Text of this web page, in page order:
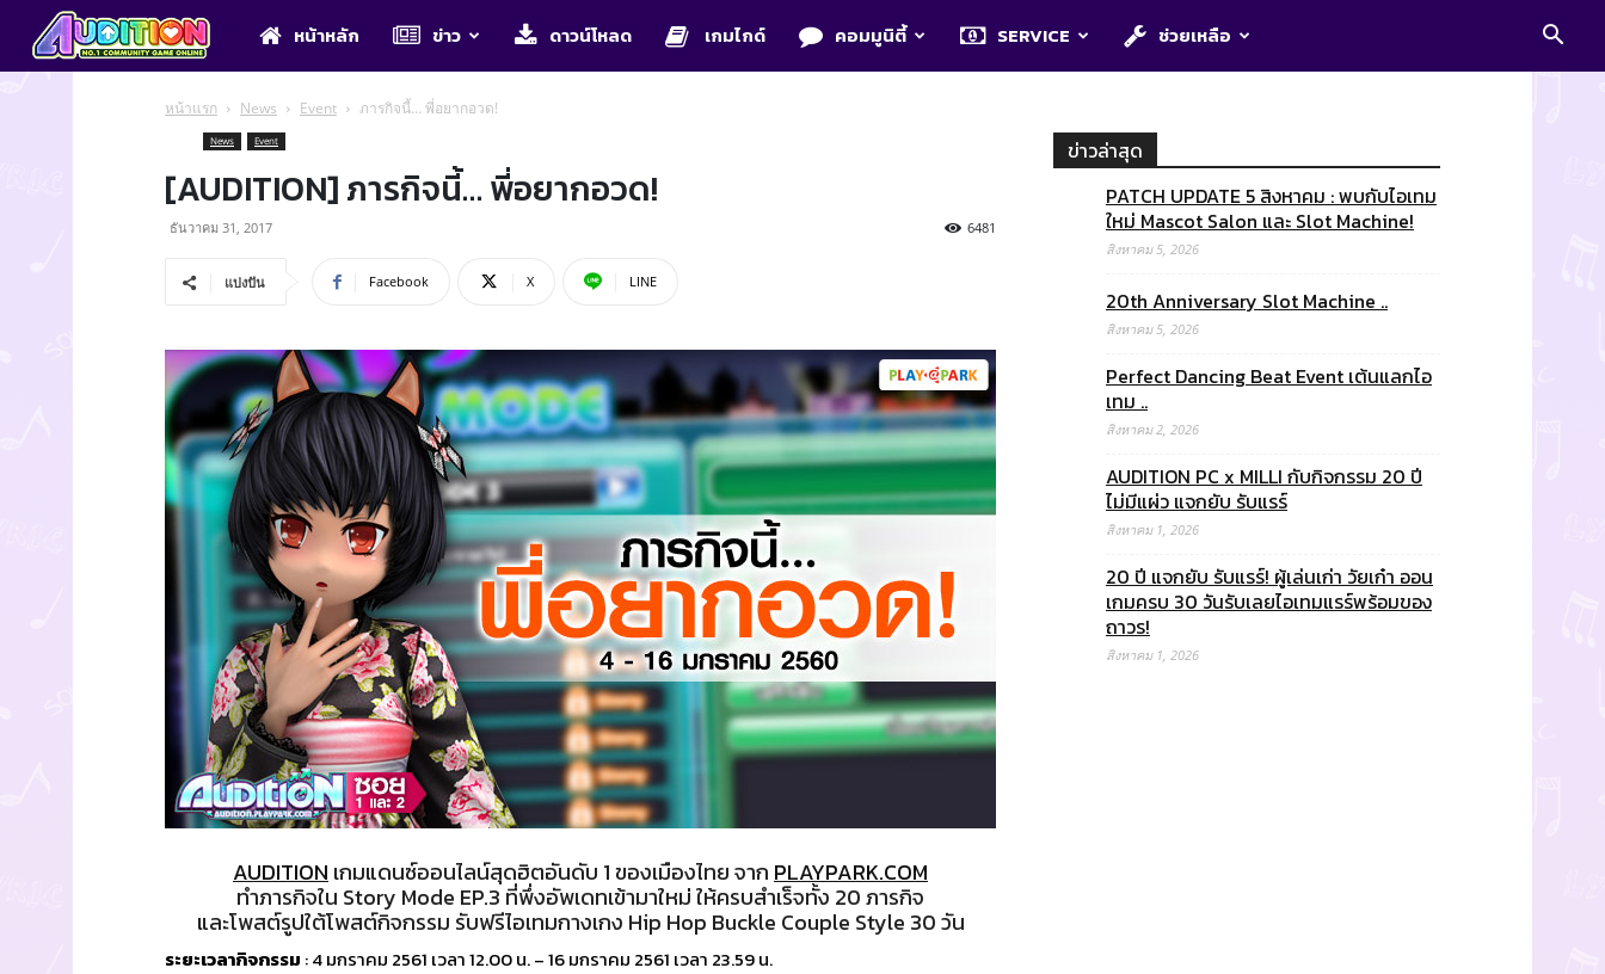
Auditionหน้าหลัก ข่าว ดาวน์โหลด เกมไกด์ คอมมูนิตี้ SERVICE ช่วยเหลือ
หน้าแรก News Event ภารกิจนี้… พี่อยากอวด!
News Event
[AUDITION] ภารกิจนี้… พี่อยากอวด!
ธันวาคม 31, 2017 6481
แบ่งปัน Facebook X LINE
AUDITION เกมแดนซ์ออนไลน์สุดฮิตอันดับ 1 ของเมืองไทย จาก PLAYPARK.COM
ทำภารกิจใน Story Mode EP.3 ที่พึ่งอัพเดทเข้ามาใหม่ ให้ครบสำเร็จทั้ง 20 ภารกิจ
และโพสต์รูปใต้โพสต์กิจกรรม รับฟรีไอเทมกางเกง Hip Hop Buckle Couple Style 30 วัน
ระยะเวลากิจกรรม : 4 มกราคม 2561 เวลา 12.00 น. – 16 มกราคม 2561 เวลา 23.59 น.
ข่าวล่าสุด
PATCH UPDATE 5 สิงหาคม : พบกับไอเทม
ใหม่ Mascot Salon และ Slot Machine!
สิงหาคม 5, 2026
20th Anniversary Slot Machine ..
สิงหาคม 5, 2026
Perfect Dancing Beat Event เต้นแลกไอ
เทม ..
สิงหาคม 2, 2026
AUDITION PC x MILLI กับกิจกรรม 20 ปี
ไม่มีแผ่ว แจกยับ รับแรร์
สิงหาคม 1, 2026
20 ปี แจกยับ รับแรร์! ผู้เล่นเก่า วัยเก๋า ออน
เกมครบ 30 วันรับเลยไอเทมแรร์พร้อมของ
ถาวร!
สิงหาคม 1, 2026